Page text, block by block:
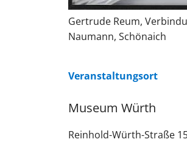
Gertrude Reum,
Naumann, Schönaich
Veranstaltungsort
Museum Würth
Reinhold-Würth-Straße